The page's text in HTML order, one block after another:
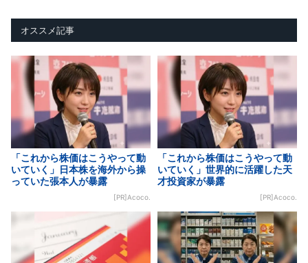
オススメ記事
「これから株価はこうやって動
いていく」日本株を海外から操
っていた張本人が暴露
[PR]Acoco.
「これから株価はこうやって動
いていく」世界的に活躍した天
才投資家が暴露
[PR]Acoco.